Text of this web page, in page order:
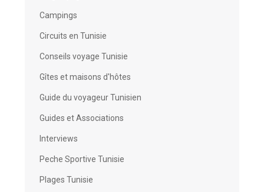
Campings
Circuits en Tunisie
Conseils voyage Tunisie
Gîtes et maisons d'hôtes
Guide du voyageur Tunisien
Guides et Associations
Interviews
Peche Sportive Tunisie
Plages Tunisie